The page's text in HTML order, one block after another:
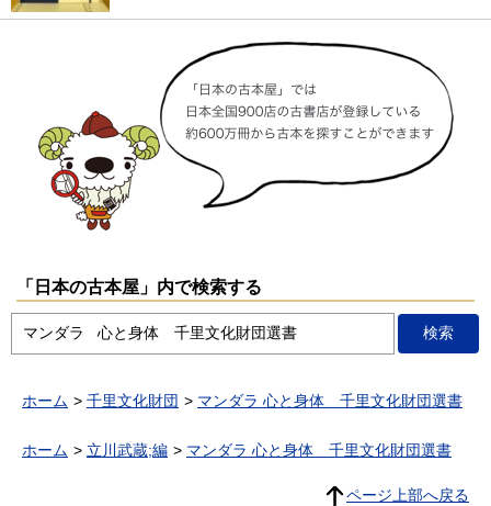
「日本の古本屋」内で検索する
ホーム 千里文化財団 マンダラ 心と身体 千里文化財団選書
ホーム 立川武蔵;編 マンダラ 心と身体 千里文化財団選書
ページ上部へ戻る